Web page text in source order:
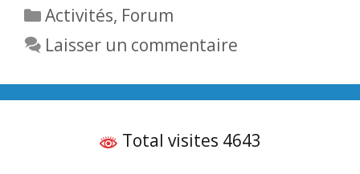
Catégories
Activités, Forum
Laisser un commentaire
Total visites 4643